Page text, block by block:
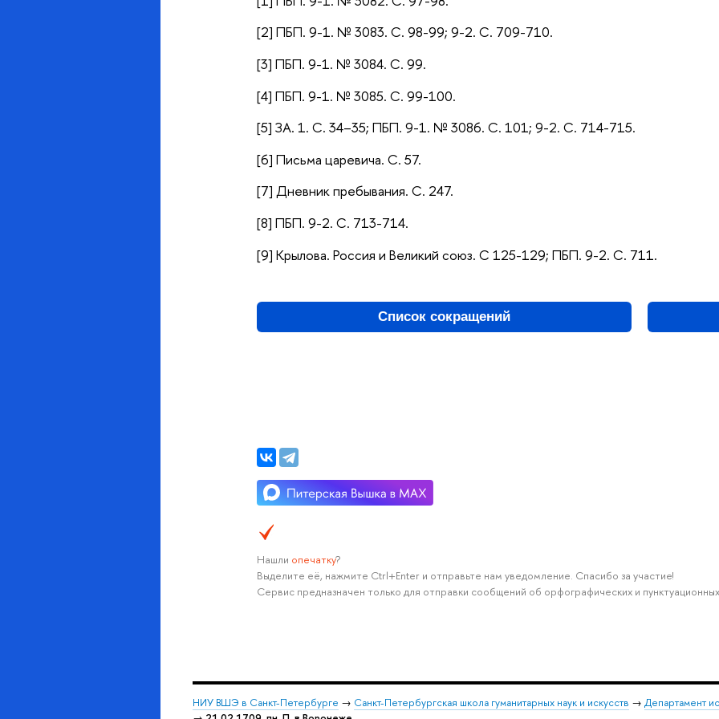
[2] ПБП. 9-1. № 3083. С. 98-99; 9-2. С. 709-710.
[3] ПБП. 9-1. № 3084. С. 99.
[4] ПБП. 9-1. № 3085. С. 99-100.
[5] ЗА. 1. С. 34–35; ПБП. 9-1. № 3086. С. 101; 9-2. С. 714-715.
[6] Письма царевича. С. 57.
[7] Дневник пребывания. С. 247.
[8] ПБП. 9-2. С. 713-714.
[9] Крылова. Россия и Великий союз. С 125-129; ПБП. 9-2. С. 711.
Список сокращений
Нашли опечатку?
Выделите её, нажмите Ctrl+Enter и отправьте нам уведомление. Спасибо за участие!
Сервис предназначен только для отправки сообщений об орфографических и
НИУ ВШЭ в Санкт-Петербурге → Санкт-Петербургская школа гуманитарных наук и искусств → Департамент